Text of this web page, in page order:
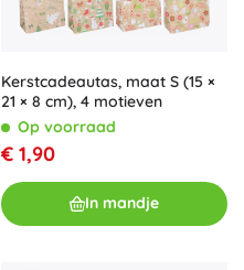
Kerstcadeautas, maat S (15 ×
21 × 8 cm), 4 motieven
Op voorraad
€ 1,90
In mandje